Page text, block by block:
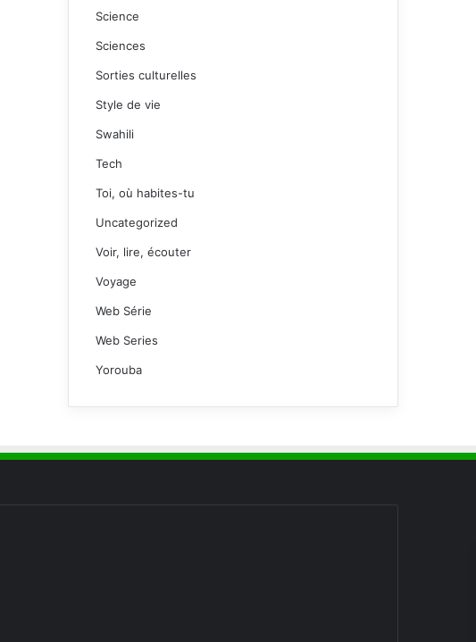
Science
Sciences
Sorties culturelles
Style de vie
Swahili
Tech
Toi, où habites-tu
Uncategorized
Voir, lire, écouter
Voyage
Web Série
Web Series
Yorouba